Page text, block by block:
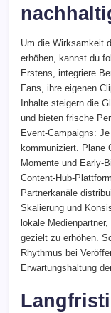
Um die Wirksamkeit
erhöhen, kannst du
Erstens, integriere
Fans, ihre eigenen
Inhalte steigern die
und bieten frische
Event-Campaigns:
kommuniziert. Plane
Momente und Early-
Content-Hub-
Partnerkanäle
Skalierung und
lokale
gezielt zu erhöhen.
Rhythmus bei
Erwartungshaltung